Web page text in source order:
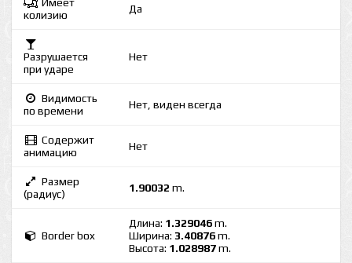
колизию
Да
Разрушается
при ударе
Нет
Видимость
по времени
Нет, виден всегда
Содержит
анимацию
Нет
Размер
(радиус)
1.90032 m.
Border box
Длина: 1.329046m.
Ширина: 3.40876m.
Высота: 1.028987m.